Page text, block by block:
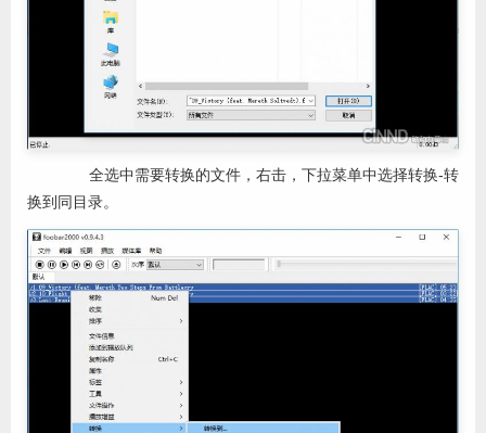
全选中需要转换的文件，右击，下拉菜单中选择转换-转
换到同目录。